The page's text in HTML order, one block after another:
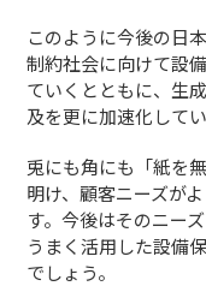
このように今後の日
制約社会に向けて設
ていくとともに、生
及を更に加速化して
兎にも角にも「紙を
明け、顧客ニーズが
す。今後はそのニー
うまく活用した設備
でしょう。